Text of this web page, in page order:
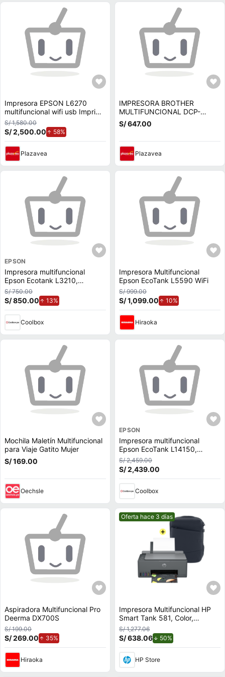
Impresora EPSON L6270
multifuncional wifi usb Imprime
Copia Escanea
S/ 1,580.00
S/ 2,500.00 58%
Plazavea
IMPRESORA BROTHER
MULTIFUNCIONAL DCP-
T430W
S/ 647.00
Plazavea
EPSON
Impresora multifuncional
Epson Ecotank L3210,
inyección de tinta, alámbrica,
con tanques recargables
S/ 750.00
S/ 850.00 13%
Coolbox
Impresora Multifuncional
Epson EcoTank L5590 WiFi
S/ 999.00
S/ 1,099.00 10%
Hiraoka
Mochila Maletín Multifuncional
para Viaje Gatito Mujer
S/ 169.00
Oechsle
EPSON
Impresora multifuncional
Epson EcoTank L14150,
inyección de tinta,
inalámbrica, Wi-Fi, con
tanques recargables
S/ 2,459.00
S/ 2,439.00
Coolbox
Aspiradora Multifuncional Pro
Deerma DX700S
S/ 199.00
S/ 269.00 35%
Hiraoka
Mejor precio.
Oferta hace 3 días
Impresora Multifuncional HP
Smart Tank 581, Color,
Impresión, Copia, Escaneado,
Conexión inalámbrica +
Mochila HP para laptop
S/ 1,277.06
S/ 638.06 50%
HP Store